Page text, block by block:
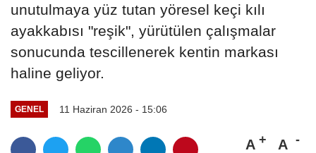
unutulmaya yüz tutan yöresel keçi kılı
ayakkabısı "reşik", yürütülen çalışmalar
sonucunda tescillenerek kentin markası
haline geliyor.
GENEL 11 Haziran 2026 - 15:06
A A